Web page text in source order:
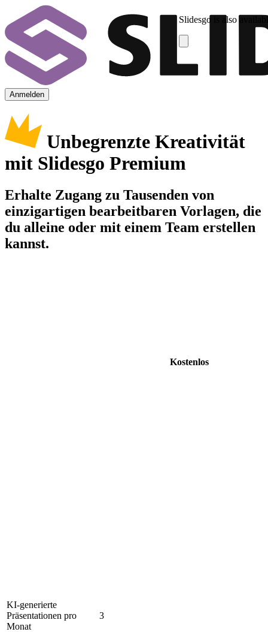
Slidesgo is also
Anmelden
Unbegrenzte Kreativität
mit Slidesgo Premium
Erhalte Zugang zu Tausenden von
einzigartigen bearbeitbaren Vorlagen, die
du alleine oder mit einem Team erstellen
kannst.
Kostenlos
KI-generierte
Präsentationen pro
Monat
3